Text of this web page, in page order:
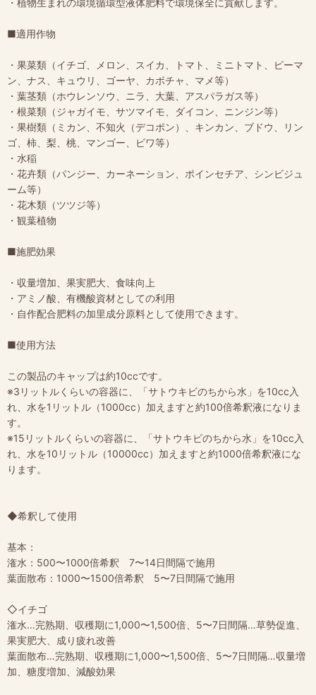
■適用作物
・果菜類（イチゴ、メロン、スイカ、トマト、ミニトマト、ピーマ
ン、ナス、キュウリ、ゴーヤ、カボチャ、マメ等）
・葉茎類（ホウレンソウ、ニラ、大葉、アスパラガス等）
・根菜類（ジャガイモ、サツマイモ、ダイコン、ニンジン等）
・果樹類（ミカン、不知火（デコポン）、キンカン、ブドウ、リン
ゴ、柿、梨、桃、マンゴー、ビワ等）
・水稲
・花卉類（パンジー、カーネーション、ポインセチア、シンビジュ
ーム等）
・花木類（ツツジ等）
・観葉植物
■施肥効果
・収量増加、果実肥大、食味向上
・アミノ酸、有機酸資材としての利用
・自作配合肥料の加里成分原料として使用できます。
■使用方法
この製品のキャップは約10ccです。
※3リットルくらいの容器に、「サトウキビのちから水」を10cc入
れ、水を1リットル（1000cc）加えますと約100倍希釈液になりま
す。
※15リットルくらいの容器に、「サトウキビのちから水」を10cc入
れ、水を10リットル（10000cc）加えますと約1000倍希釈液にな
ります。
◆希釈して使用
基本：
潅水：500〜1000倍希釈 7〜14日間隔で施用
葉面散布：1000〜1500倍希釈 5〜7日間隔で施用
◇イチゴ
潅水…完熟期、収穫期に1,000〜1,500倍、5〜7日間隔…草勢促進、
果実肥大、成り疲れ改善
葉面散布…完熟期、収穫期に1,000〜1,500倍、5〜7日間隔…収量増
加、糖度増加、減酸効果